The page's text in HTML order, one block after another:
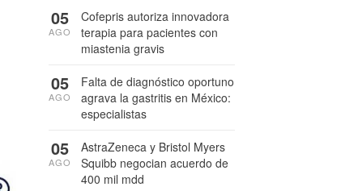
Cofepris autoriza innovadora
terapia para pacientes con
miastenia gravis
05
AGO
Falta de diagnóstico oportuno
agrava la gastritis en México:
especialistas
05
AGO
AstraZeneca y Bristol Myers
Squibb negocian acuerdo de
400 mil mdd
05
AGO